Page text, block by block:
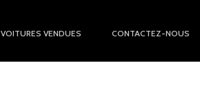
VOITURES VENDUES CONTACTEZ-NOUS